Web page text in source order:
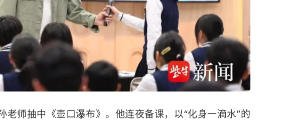
老师抽中《壶口瀑布》。他连夜备课，以“化身一滴水”的